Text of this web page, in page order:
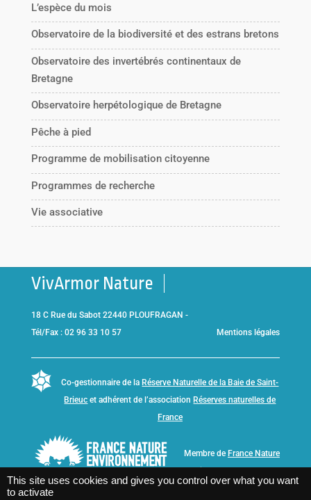
L’espèce du mois
Observatoire de la biodiversité et des estrans bretons
Observatoire des invertébrés continentaux de
Bretagne
Observatoire herpétologique de Bretagne
Pêche à pied
Programme de mobilisation citoyenne
Programmes de recherche
Vie associative
VivArmor Nature
18 C Rue du Sabot 22440 PLOUFRAGAN -
Tél/Fax : 02 96 33 10 57
Mentions légales
Co-gestionnaire de la Réserve Naturelle de la Baie de Saint-
Brieuc et adhérent de l’association Réserves naturelles de
France
Membre de France Nature
This site uses cookies and gives you control over what you want
to activate